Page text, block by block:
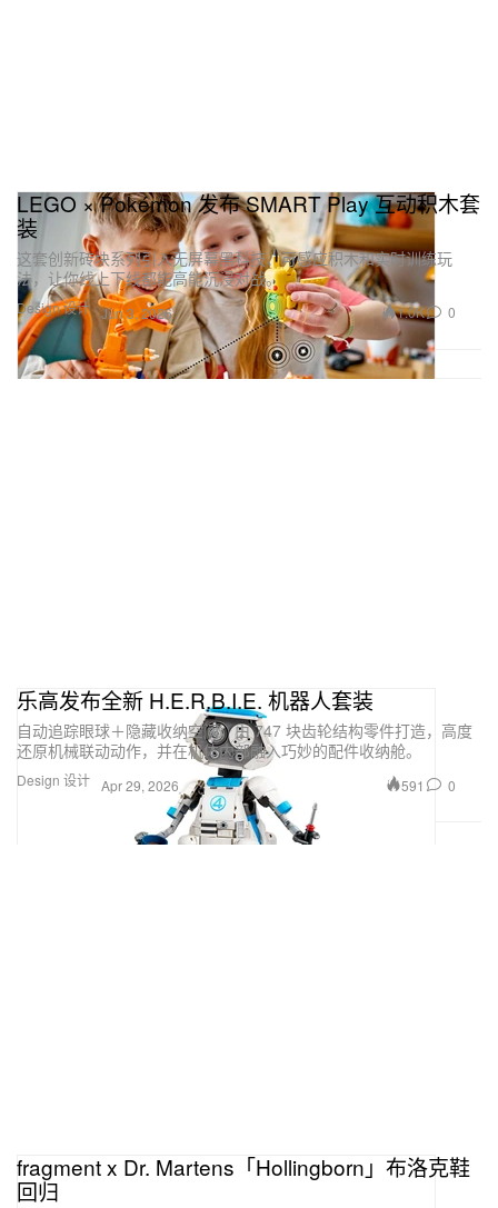
Design 设计
LEGO × Pokémon 发布 SMART Play 互动积木套
装
这套创新砖块系列引入无屏幕黑科技、可感应积木和实时训练玩
法，让你线上下线都能高能沉浸对战。
Jun 3, 2026 1.0K 0
Design 设计
乐高发布全新 H.E.R.B.I.E. 机器人套装
自动追踪眼球＋隐藏收纳空间，由 747 块齿轮结构零件打造，高度
还原机械联动动作，并在机体内部融入巧妙的配件收纳舱。
Apr 29, 2026 591 0
fragment x Dr. Martens「Hollingborn」布洛克鞋
回归